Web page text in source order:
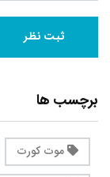
برچسب ها
موت کورت